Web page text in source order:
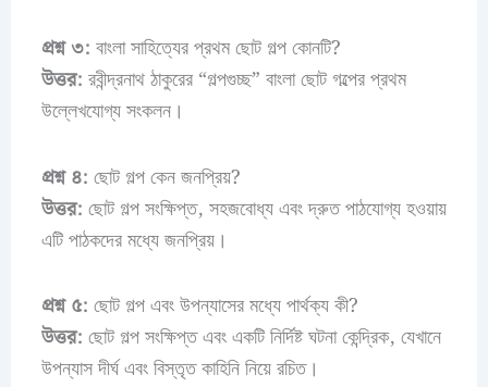
প্রশ্ন ৩: বাংলা সাহিত্যের প্রথম ছোট গল্প কোনটি?
উত্তর: রবীন্দ্রনাথ ঠাকুরের “গল্পগুচ্ছ” বাংলা ছোট গল্পের প্রথম
উল্লেখযোগ্য সংকলন।
প্রশ্ন ৪: ছোট গল্প কেন জনপ্রিয়?
উত্তর: ছোট গল্প সংক্ষিপ্ত, সহজবোধ্য এবং দ্রুত পাঠযোগ্য হওয়ায়
এটি পাঠকদের মধ্যে জনপ্রিয়।
প্রশ্ন ৫: ছোট গল্প এবং উপন্যাসের মধ্যে পার্থক্য কী?
উত্তর: ছোট গল্প সংক্ষিপ্ত এবং একটি নির্দিষ্ট ঘটনা কেন্দ্রিক, যেখানে
উপন্যাস দীর্ঘ এবং বিস্তৃত কাহিনি নিয়ে রচিত।